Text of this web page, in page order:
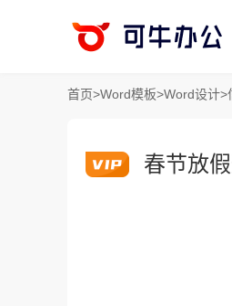
首页>Word模板>Word设计>
春节放